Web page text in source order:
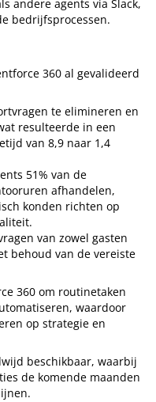
andere agents via Slack,
bedrijfsprocessen.
360 al gevalideerd
te elimineren en
resulteerde in een
van 8,9 naar 1,4
51% van de
afhandelen,
konden richten op
van zowel gasten
behoud van de vereiste
360 om routinetaken
waardoor
op strategie en
beschikbaar, waarbij
de komende maanden